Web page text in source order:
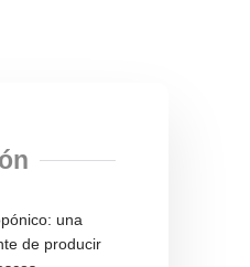
una
de producir